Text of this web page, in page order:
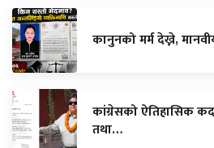
कानुनको मर्म देख्ने,
कांग्रेसको ऐतिहासिक
तथा…